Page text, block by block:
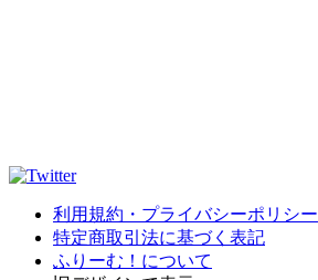
利用規約・プライバシーポリシー
特定商取引法に基づく表記
ふりーむ！について